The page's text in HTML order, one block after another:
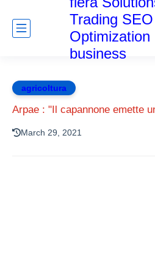
Trading SEO
Optimization
business
agricoltura
Arpae : "Il capannone emette
March 29, 2021